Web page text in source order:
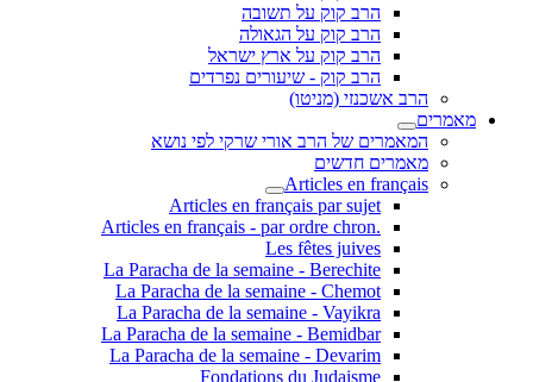
הרב קוק על תשובה
הרב קוק על הגאולה
הרב קוק על ארץ ישראל
הרב קוק - שיעורים נפרדים
הרב אשכנזי (מניטו)
מאמרים
המאמרים של הרב אורי שרקי לפי נושא
מאמרים חדשים
Articles en français
Articles en français par sujet
.Articles en français - par ordre chron
Les fêtes juives
La Paracha de la semaine - Berechite
La Paracha de la semaine - Chemot
La Paracha de la semaine - Vayikra
La Paracha de la semaine - Bemidbar
La Paracha de la semaine - Devarim
Fondations du Judaisme